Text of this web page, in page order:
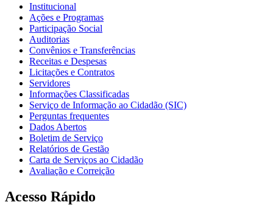
Institucional
Ações e Programas
Participação Social
Auditorias
Convênios e Transferências
Receitas e Despesas
Licitações e Contratos
Servidores
Informações Classificadas
Serviço de Informação ao Cidadão (SIC)
Perguntas frequentes
Dados Abertos
Boletim de Serviço
Relatórios de Gestão
Carta de Serviços ao Cidadão
Avaliação e Correição
Acesso Rápido